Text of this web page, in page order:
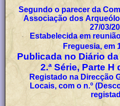
Segundo o parecer da
Associação dos
27/03/
Estabelecida em
Freguesia, em
Publicada no Diário
2.ª Série, Parte H
Registado na Direcção
Locais, com o n.º